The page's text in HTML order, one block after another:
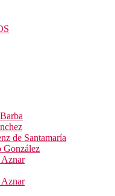
de Santamaría
Aznar
Aznar